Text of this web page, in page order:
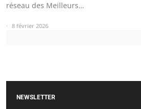
réseau des Meilleurs…
8 février 2026
NEWSLETTER